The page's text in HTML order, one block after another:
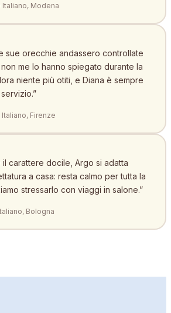
Modena
sue orecchie andassero controllate
me lo hanno spiegato durante la
niente più otiti, e Diana è sempre
”
Firenze
il carattere docile, Argo si adatta
a casa: resta calmo per tutta la
stressarlo con viaggi in salone.”
Bologna